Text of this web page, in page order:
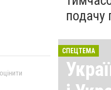
подачу
СПЕЦТЕМА